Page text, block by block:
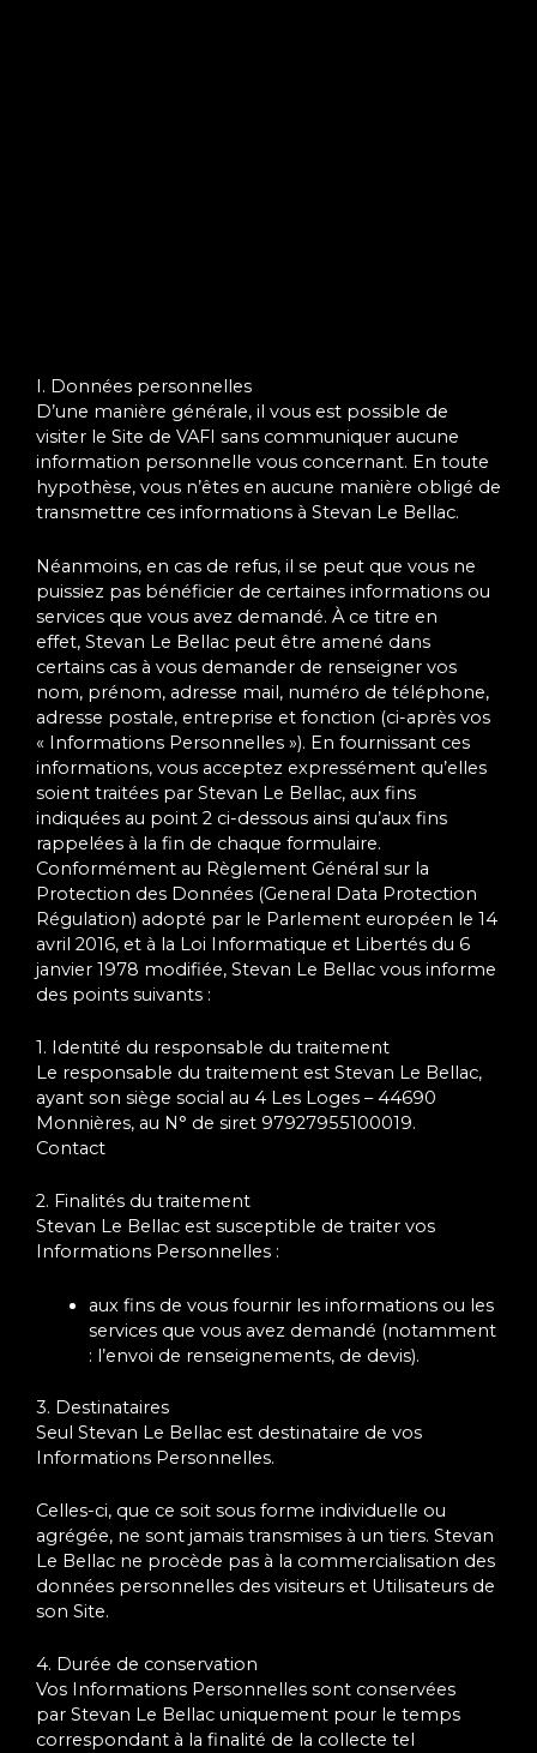
I. Données personnelles
D’une manière générale, il vous est possible de
visiter le Site de VAFI sans communiquer aucune
information personnelle vous concernant. En toute
hypothèse, vous n’êtes en aucune manière obligé de
transmettre ces informations à Stevan Le Bellac.
Néanmoins, en cas de refus, il se peut que vous ne
puissiez pas bénéficier de certaines informations ou
services que vous avez demandé. À ce titre en
effet, Stevan Le Bellac peut être amené dans
certains cas à vous demander de renseigner vos
nom, prénom, adresse mail, numéro de téléphone,
adresse postale, entreprise et fonction (ci-après vos
« Informations Personnelles »). En fournissant ces
informations, vous acceptez expressément qu’elles
soient traitées par Stevan Le Bellac, aux fins
indiquées au point 2 ci-dessous ainsi qu’aux fins
rappelées à la fin de chaque formulaire.
Conformément au Règlement Général sur la
Protection des Données (General Data Protection
Régulation) adopté par le Parlement européen le 14
avril 2016, et à la Loi Informatique et Libertés du 6
janvier 1978 modifiée, Stevan Le Bellac vous informe
des points suivants :
1. Identité du responsable du traitement
Le responsable du traitement est Stevan Le Bellac,
ayant son siège social au 4 Les Loges – 44690
Monnières, au N° de siret 97927955100019.
Contact
2. Finalités du traitement
Stevan Le Bellac est susceptible de traiter vos
Informations Personnelles :
aux fins de vous fournir les informations ou les
services que vous avez demandé (notamment
: l’envoi de renseignements, de devis).
3. Destinataires
Seul Stevan Le Bellac est destinataire de vos
Informations Personnelles.
Celles-ci, que ce soit sous forme individuelle ou
agrégée, ne sont jamais transmises à un tiers. Stevan
Le Bellac ne procède pas à la commercialisation des
données personnelles des visiteurs et Utilisateurs de
son Site.
4. Durée de conservation
Vos Informations Personnelles sont conservées
par Stevan Le Bellac uniquement pour le temps
correspondant à la finalité de la collecte tel